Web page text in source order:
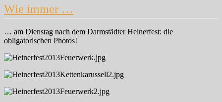
Wie immer …
… am Dienstag nach dem Darmstädter Heinerfest: die
obligatorischen Photos!